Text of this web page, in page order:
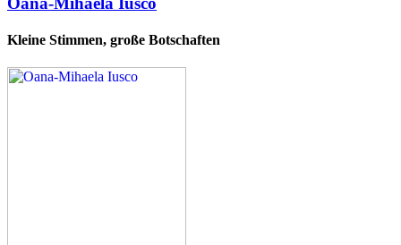
Kleine Stimmen, große Botschaften